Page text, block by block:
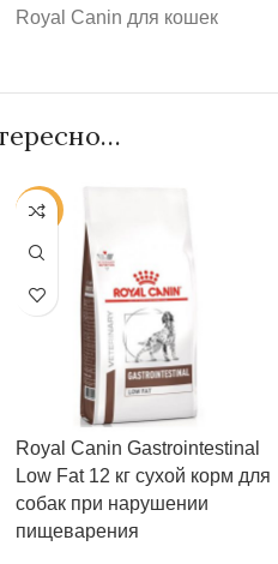
Royal Canin для кошек
-25%
Royal Canin Gastrointestinal
Low Fat 12 кг сухой корм для
собак при нарушении
пищеварения